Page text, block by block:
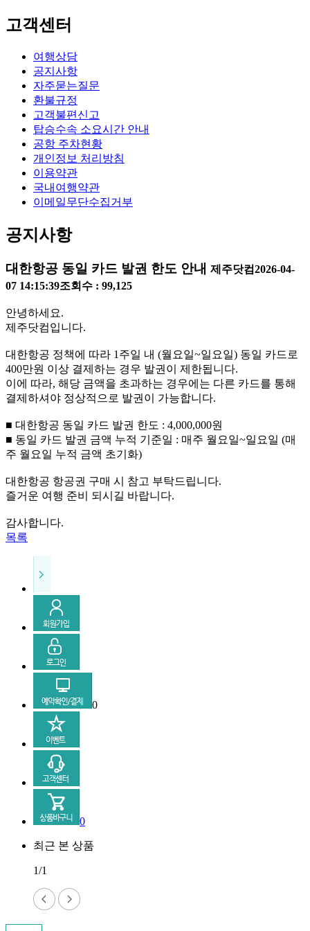
고객센터
여행상담
공지사항
자주묻는질문
환불규정
고객불편신고
탑승수속 소요시간 안내
공항 주차현황
개인정보 처리방침
이용약관
국내여행약관
이메일무단수집거부
공지사항
대한항공 동일 카드 발권 한도 안내 제주닷컴2026-04-
07 14:15:39조회수 : 99,125
안녕하세요.
제주닷컴입니다.
대한항공 정책에 따라 1주일 내 (월요일~일요일) 동일 카드로
400만원 이상 결제하는 경우 발권이 제한됩니다.
이에 따라, 해당 금액을 초과하는 경우에는 다른 카드를 통해
결제하셔야 정상적으로 발권이 가능합니다.
■ 대한항공 동일 카드 발권 한도 : 4,000,000원
■ 동일 카드 발권 금액 누적 기준일 : 매주 월요일~일요일 (매
주 월요일 누적 금액 초기화)
대한항공 항공권 구매 시 참고 부탁드립니다.
즐거운 여행 준비 되시길 바랍니다.
감사합니다.
목록
0
0
최근 본 상품
1/1